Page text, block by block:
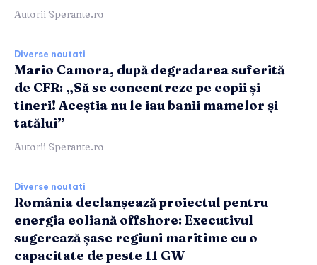
Autorii Sperante.ro
Diverse noutati
Mario Camora, după degradarea suferită
de CFR: „Să se concentreze pe copii și
tineri! Aceștia nu le iau banii mamelor și
tatălui”
Autorii Sperante.ro
Diverse noutati
România declanșează proiectul pentru
energia eoliană offshore: Executivul
sugerează șase regiuni maritime cu o
capacitate de peste 11 GW